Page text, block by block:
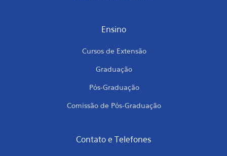
Ensino
Cursos de Extensão
Graduação
Pós-Graduação
Comissão de Pós-Graduação
Contato e Telefones